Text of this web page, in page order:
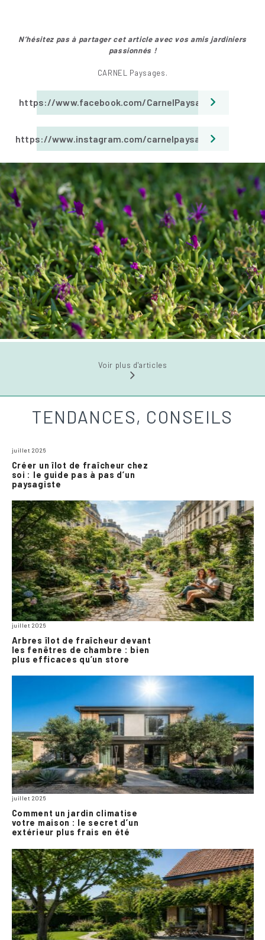
N’hésitez pas à partager cet article avec vos amis jardiniers
passionnés !
CARNEL Paysages.
https://www.facebook.com/CarnelPaysages
https://www.instagram.com/carnelpaysages/
Voir plus d'articles
TENDANCES, CONSEILS
juillet 2026
Créer un îlot de fraîcheur chez
soi : le guide pas à pas d’un
paysagiste
juillet 2026
Arbres îlot de fraîcheur devant
les fenêtres de chambre : bien
plus efficaces qu’un store
juillet 2026
Comment un jardin climatise
votre maison : le secret d’un
extérieur plus frais en été